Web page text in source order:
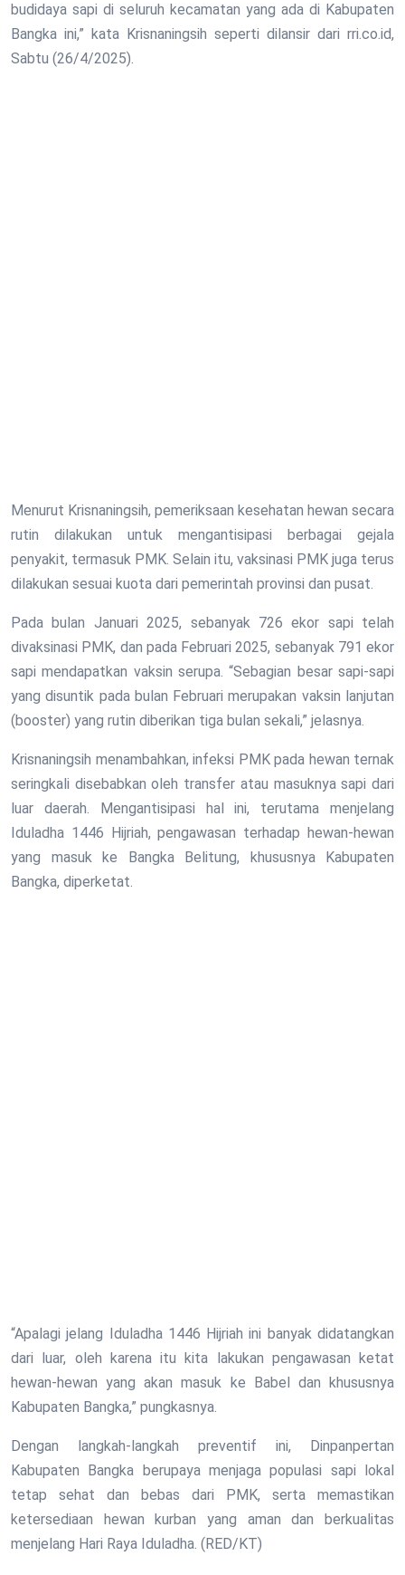
budidaya sapi di seluruh kecamatan yang ada di Kabupaten
Bangka ini,” kata Krisnaningsih seperti dilansir dari rri.co.id,
Sabtu (26/4/2025).
Menurut Krisnaningsih, pemeriksaan kesehatan hewan secara
rutin dilakukan untuk mengantisipasi berbagai gejala
penyakit, termasuk PMK. Selain itu, vaksinasi PMK juga terus
dilakukan sesuai kuota dari pemerintah provinsi dan pusat.
Pada bulan Januari 2025, sebanyak 726 ekor sapi telah
divaksinasi PMK, dan pada Februari 2025, sebanyak 791 ekor
sapi mendapatkan vaksin serupa. “Sebagian besar sapi-sapi
yang disuntik pada bulan Februari merupakan vaksin lanjutan
(booster) yang rutin diberikan tiga bulan sekali,” jelasnya.
Krisnaningsih menambahkan, infeksi PMK pada hewan ternak
seringkali disebabkan oleh transfer atau masuknya sapi dari
luar daerah. Mengantisipasi hal ini, terutama menjelang
Iduladha 1446 Hijriah, pengawasan terhadap hewan-hewan
yang masuk ke Bangka Belitung, khususnya Kabupaten
Bangka, diperketat.
“Apalagi jelang Iduladha 1446 Hijriah ini banyak didatangkan
dari luar, oleh karena itu kita lakukan pengawasan ketat
hewan-hewan yang akan masuk ke Babel dan khususnya
Kabupaten Bangka,” pungkasnya.
Dengan langkah-langkah preventif ini, Dinpanpertan
Kabupaten Bangka berupaya menjaga populasi sapi lokal
tetap sehat dan bebas dari PMK, serta memastikan
ketersediaan hewan kurban yang aman dan berkualitas
menjelang Hari Raya Iduladha. (RED/KT)